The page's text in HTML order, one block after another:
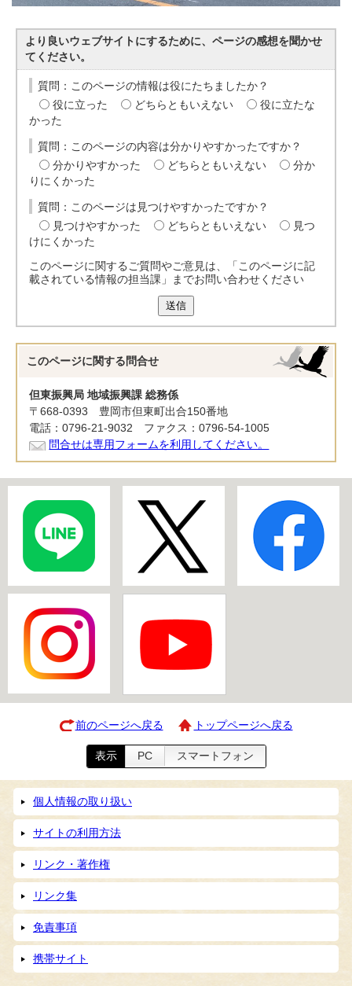
より良いウェブサイトにするために、ページの感想を聞かせ
てください。
質問：このページの情報は役にたちましたか？
役に立った
どちらともいえない
役に立たな
かった
質問：このページの内容は分かりやすかったですか？
分かりやすかった
どちらともいえない
分か
りにくかった
質問：このページは見つけやすかったですか？
見つけやすかった
どちらともいえない
見つ
けにくかった
このページに関するご質問やご意見は、「このページに記
載されている情報の担当課」までお問い合わせください
送信
このページに関する 問合せ
但東振興局 地域振興課 総務係
〒668-0393 豊岡市但東町出合150番地
電話：0796-21-9032 ファクス：0796-54-1005
問合せは専用フォームを利用してください。
前のページへ戻る トップページへ戻る
表示 PC スマートフォン
個人情報の取り扱い
サイトの利用方法
リンク・著作権
リンク集
免責事項
携帯サイト